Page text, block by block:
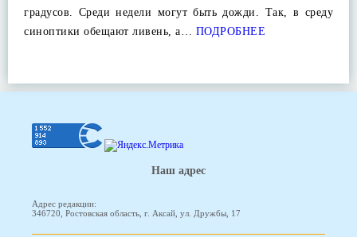
градусов. Среди недели могут быть дожди. Так, в среду
синоптики обещают ливень, а… ПОДРОБНЕЕ
Наш адрес
Адрес редакции:
346720, Ростовская область, г. Аксай, ул. Дружбы, 17